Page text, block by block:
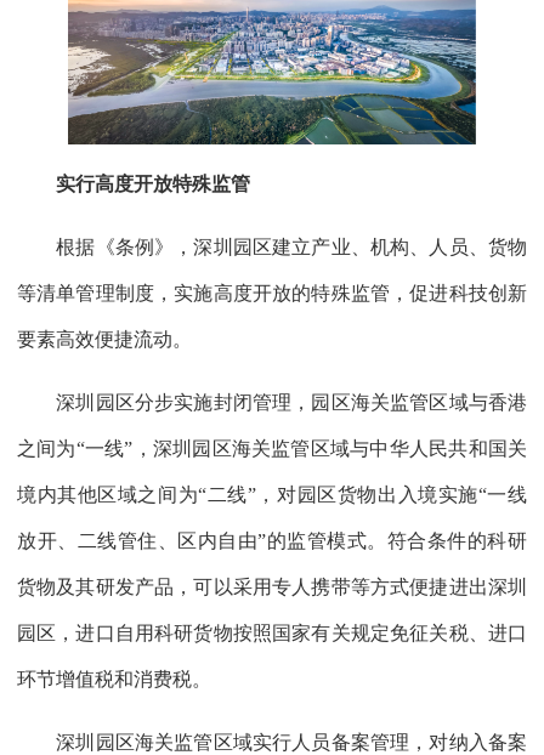
实行高度开放特殊监管
根据《条例》，深圳园区建立产业、机构、人员、货物
等清单管理制度，实施高度开放的特殊监管，促进科技创新
要素高效便捷流动。
深圳园区分步实施封闭管理，园区海关监管区域与香港
之间为“一线”，深圳园区海关监管区域与中华人民共和国关
境内其他区域之间为“二线”，对园区货物出入境实施“一线
放开、二线管住、区内自由”的监管模式。符合条件的科研
货物及其研发产品，可以采用专人携带等方式便捷进出深圳
园区，进口自用科研货物按照国家有关规定免征关税、进口
环节增值税和消费税。
深圳园区海关监管区域实行人员备案管理，对纳入备案